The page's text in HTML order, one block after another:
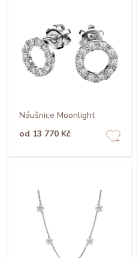
Náušnice Moonlight
od 13 770 Kč